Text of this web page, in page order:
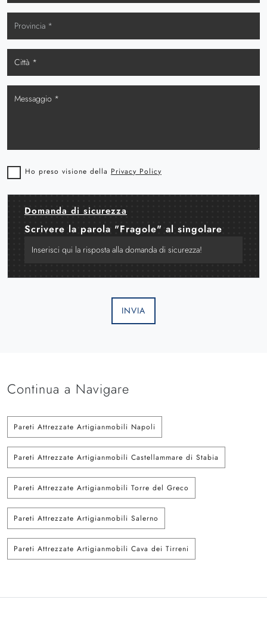
Ho preso visione della Privacy Policy
Domanda di sicurezza
Scrivere la parola "Fragole" al singolare
INVIA
Continua a Navigare
Pareti Attrezzate Artigianmobili Napoli
Pareti Attrezzate Artigianmobili Castellammare di Stabia
Pareti Attrezzate Artigianmobili Torre del Greco
Pareti Attrezzate Artigianmobili Salerno
Pareti Attrezzate Artigianmobili Cava dei Tirreni